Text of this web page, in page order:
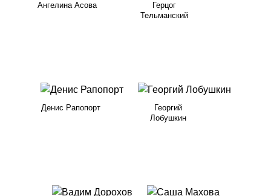
Ангелина Асова
Герцог
Тельманский
Денис Рапопорт
Георгий
Лобушкин